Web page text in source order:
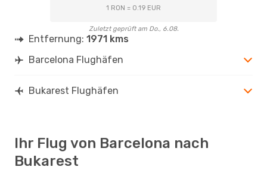
1 RON = 0.19 EUR
Zuletzt geprüft am Do., 6.08.
Entfernung: 1971 kms
Barcelona Flughäfen
Bukarest Flughäfen
Ihr Flug von Barcelona nach
Bukarest